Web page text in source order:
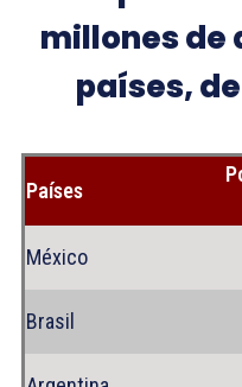
millones de
países,
Países
México
Brasil